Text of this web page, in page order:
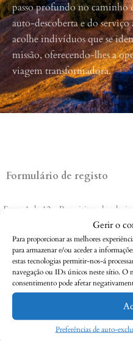
Gerir o
Para proporcionar as melhores
para armazenar e/ou aceder a
estas tecnologias permitir-nos-á
navegação ou IDs únicos neste sítio. O
consentimento pode afetar
Preferências de auto-
passo profundo no caminho
auto-descoberta e do
acolhe indivíduos que se
missão, oferecendo-lhes a
viagem transformadora.
Formulário de registo
Etapa 1 de 12 - Requisitos de
Juntar-se à Ordem Mística
profundo no caminho do
descoberta e do serviço ao
indivíduos que se identificam
oferecendo-lhes a
transformadora.